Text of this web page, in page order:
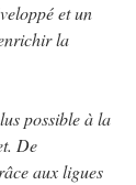
et un
la
possible à la
De
aux ligues